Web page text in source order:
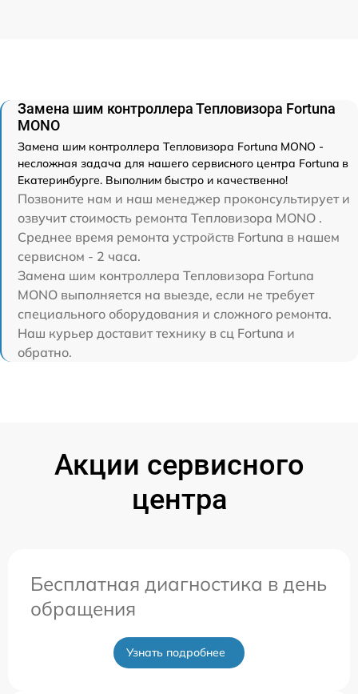
Замена шим контроллера Тепловизора Fortuna
MONO
Замена шим контроллера Тепловизора Fortuna MONO -
несложная задача для нашего сервисного центра Fortuna в
Екатеринбурге. Выполним быстро и качественно!
Позвоните нам и наш менеджер проконсультирует и
озвучит стоимость ремонта Тепловизора MONO .
Среднее время ремонта устройств Fortuna в нашем
сервисном - 2 часа.
Замена шим контроллера Тепловизора Fortuna
MONO выполняется на выезде, если не требует
специального оборудования и сложного ремонта.
Наш курьер доставит технику в сц Fortuna и
обратно.
Акции сервисного
центра
Бесплатная диагностика в день
обращения
Узнать подробнее